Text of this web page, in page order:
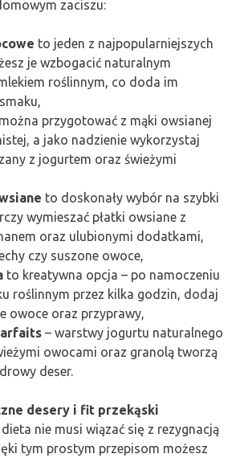
zaciszu:
to jeden z najpopularniejszych
je wzbogacić naturalnym
roślinnym, co doda im
można przygotować z mąki owsianej
a jako nadzienie wykorzystaj
z jogurtem oraz świeżymi
to doskonały wybór na szybki
wymieszać płatki owsiane z
oraz ulubionymi dodatkami,
czy suszone owoce,
to kreatywna opcja – po namoczeniu
roślinnym przez kilka godzin, dodaj
owoce oraz przyprawy,
– warstwy jogurtu naturalnego
owocami oraz granolą tworzą
deser.
desery i fit przekąski
nie musi wiązać się z rezygnacją
tym prostym przepisom możesz